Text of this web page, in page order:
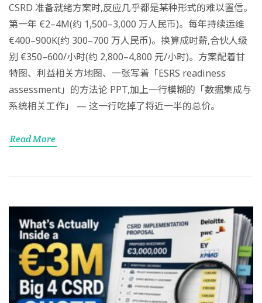
CSRD 准备就绪方案时,反应几乎都是某种形式的难以置信。
第一年 €2–4M(约 1,500–3,000 万人民币)。每年持续运维
€400–900K(约 300–700 万人民币)。换算成时薪,合伙人级
别 €350–600/小时(约 2,800–4,800 元/小时)。方案配着甘
特图、利益相关方地图、一张写着「ESRS readiness
assessment」的方法论 PPT,加上一行模糊的「数据集成与
系统相关工作」 — 这一行吃掉了将近一半的总价。
Read More